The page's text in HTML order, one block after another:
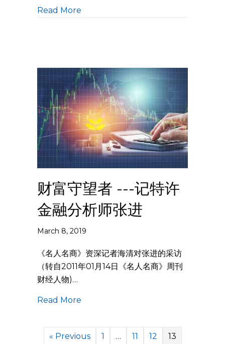
Read More
财富守望者 ---记特许
金融分析师张进
March 8, 2019
《名人名商》资深记者海清对张进的采访
（转自2011年01月14日《名人名商》周刊
财经人物)…
Read More
« Previous 1 … 11 12 13